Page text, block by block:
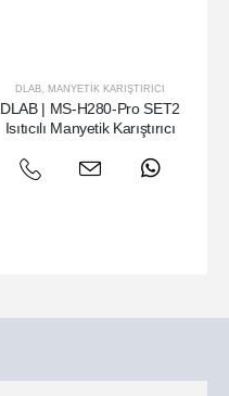
DLAB MANYETIK KARIŞTIRICI
DLAB | MS-H280-Pro SET2
Isıtıcılı Manyetik Karıştırıcı